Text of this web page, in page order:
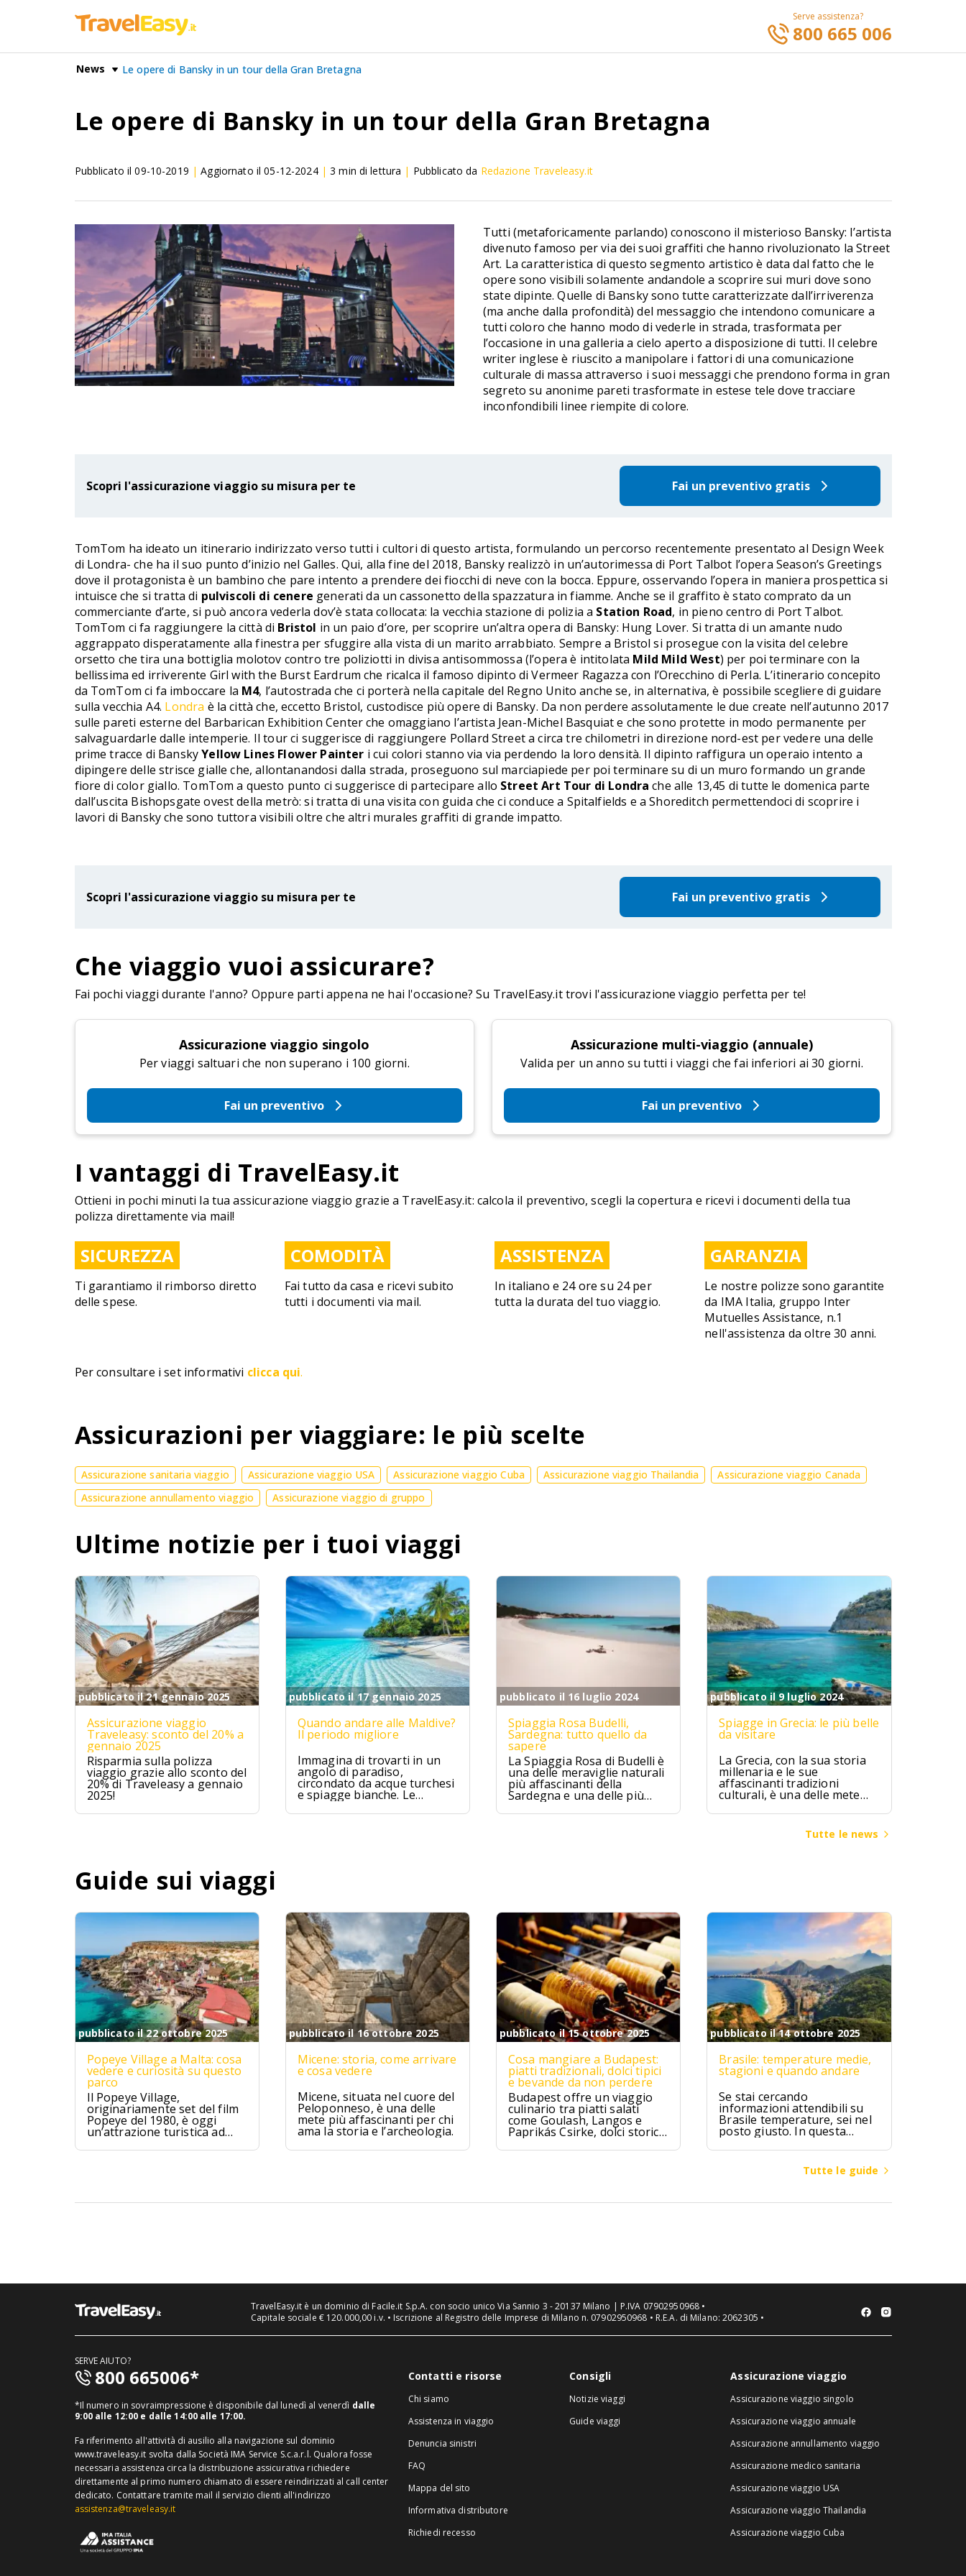
Serve assistenza?
800 665 006
News Le opere di Bansky in un tour della Gran Bretagna
Le opere di Bansky in un tour della Gran Bretagna
Pubblicato il09-10-2019 |Aggiornato il05-12-2024|3 min di lettura | Pubblicato da Redazione Traveleasy.it
Tutti (metaforicamente parlando) conoscono il misterioso Bansky: l’artista
divenuto famoso per via dei suoi graffiti che hanno rivoluzionato la Street
Art. La caratteristica di questo segmento artistico è data dal fatto che le
opere sono visibili solamente andandole a scoprire sui muri dove sono
state dipinte. Quelle di Bansky sono tutte caratterizzate dall’irriverenza
(ma anche dalla profondità) del messaggio che intendono comunicare a
tutti coloro che hanno modo di vederle in strada, trasformata per
l’occasione in una galleria a cielo aperto a disposizione di tutti. Il celebre
writer inglese è riuscito a manipolare i fattori di una comunicazione
culturale di massa attraverso i suoi messaggi che prendono forma in gran
segreto su anonime pareti trasformate in estese tele dove tracciare
inconfondibili linee riempite di colore.
Scopri l'assicurazione viaggio su misura per te Fai un preventivo gratis
TomTom ha ideato un itinerario indirizzato verso tutti i cultori di questo artista, formulando un percorso recentemente presentato al Design Week
di Londra- che ha il suo punto d’inizio nel Galles. Qui, alla fine del 2018, Bansky realizzò in un’autorimessa di Port Talbot l’opera Season’s Greetings
dove il protagonista è un bambino che pare intento a prendere dei fiocchi di neve con la bocca. Eppure, osservando l’opera in maniera prospettica si
intuisce che si tratta di pulviscoli di cenere generati da un cassonetto della spazzatura in fiamme. Anche se il graffito è stato comprato da un
commerciante d’arte, si può ancora vederla dov’è stata collocata: la vecchia stazione di polizia a Station Road, in pieno centro di Port Talbot.
TomTom ci fa raggiungere la città di Bristol in un paio d’ore, per scoprire un’altra opera di Bansky: Hung Lover. Si tratta di un amante nudo
aggrappato disperatamente alla finestra per sfuggire alla vista di un marito arrabbiato. Sempre a Bristol si prosegue con la visita del celebre
orsetto che tira una bottiglia molotov contro tre poliziotti in divisa antisommossa (l’opera è intitolata Mild Mild West) per poi terminare con la
bellissima ed irriverente Girl with the Burst Eardrum che ricalca il famoso dipinto di Vermeer Ragazza con l’Orecchino di Perla. L’itinerario concepito
da TomTom ci fa imboccare la M4, l’autostrada che ci porterà nella capitale del Regno Unito anche se, in alternativa, è possibile scegliere di guidare
sulla vecchia A4. Londra è la città che, eccetto Bristol, custodisce più opere di Bansky. Da non perdere assolutamente le due create nell’autunno 2017
sulle pareti esterne del Barbarican Exhibition Center che omaggiano l’artista Jean-Michel Basquiat e che sono protette in modo permanente per
salvaguardarle dalle intemperie. Il tour ci suggerisce di raggiungere Pollard Street a circa tre chilometri in direzione nord-est per vedere una delle
prime tracce di BanskyYellow Lines Flower Painter i cui colori stanno via via perdendo la loro densità. Il dipinto raffigura un operaio intento a
dipingere delle strisce gialle che, allontanandosi dalla strada, proseguono sul marciapiede per poi terminare su di un muro formando un grande
fiore di color giallo. TomTom a questo punto ci suggerisce di partecipare allo Street Art Tour di Londra che alle 13,45 di tutte le domenica parte
dall’uscita Bishopsgate ovest della metrò: si tratta di una visita con guida che ci conduce a Spitalfields e a Shoreditch permettendoci di scoprire i
lavori di Bansky che sono tuttora visibili oltre che altri murales graffiti di grande impatto.
Scopri l'assicurazione viaggio su misura per te Fai un preventivo gratis
Che viaggio vuoi assicurare?
Fai pochi viaggi durante l'anno? Oppure parti appena ne hai l'occasione? Su TravelEasy.it trovi l'assicurazione viaggio perfetta per te!
Assicurazione viaggio singolo
Per viaggi saltuari che non superano i 100 giorni.
Fai un preventivo
Assicurazione multi-viaggio (annuale)
Valida per un anno su tutti i viaggi che fai inferiori ai 30 giorni.
Fai un preventivo
I vantaggi di TravelEasy.it
Ottieni in pochi minuti la tua assicurazione viaggio grazie a TravelEasy.it: calcola il preventivo, scegli la copertura e ricevi i documenti della tua
polizza direttamente via mail!
SICUREZZA
Ti garantiamo il rimborso diretto
delle spese.
COMODITÀ
Fai tutto da casa e ricevi subito
tutti i documenti via mail.
ASSISTENZA
In italiano e 24 ore su 24 per
tutta la durata del tuo viaggio.
GARANZIA
Le nostre polizze sono garantite
da IMA Italia, gruppo Inter
Mutuelles Assistance, n.1
nell'assistenza da oltre 30 anni.
Per consultare i set informativi clicca qui.
Assicurazioni per viaggiare: le più scelte
Assicurazione sanitaria viaggio Assicurazione viaggio USA Assicurazione viaggio Cuba Assicurazione viaggio Thailandia
Assicurazione viaggio Canada
Assicurazione annullamento viaggio
Assicurazione viaggio di gruppo
Ultime notizie per i tuoi viaggi
pubblicato il 21 gennaio 2025
Assicurazione viaggio
Traveleasy: sconto del 20% a
gennaio 2025
Risparmia sulla polizza
viaggio grazie allo sconto del
20% di Traveleasy a gennaio
2025!
pubblicato il 17 gennaio 2025
Quando andare alle Maldive?
Il periodo migliore
Immagina di trovarti in un
angolo di paradiso,
circondato da acque turchesi
e spiagge bianche. Le
Maldive sono proprio
questo, un sogno che si
pubblicato il 16 luglio 2024
Spiaggia Rosa Budelli,
Sardegna: tutto quello da
sapere
La Spiaggia Rosa di Budelli è
una delle meraviglie naturali
più affascinanti della
Sardegna e una delle più
famose d'Italia. Situata
nell'Arcipelago della
pubblicato il 9 luglio 2024
Spiagge in Grecia: le più belle
da visitare
La Grecia, con la sua storia
millenaria e le sue
affascinanti tradizioni
culturali, è una delle mete
mondo. Terra di miti e
leggende, la Grecia ha visto
fiorire alcune delle più
architettura e filosofia.
Tutte le news
Guide sui viaggi
pubblicato il 22 ottobre 2025
Popeye Village a Malta: cosa
vedere e curiosità su questo
parco
Il Popeye Village,
originariamente set del film
Popeye del 1980, è oggi
un’attrazione turistica ad
pubblicato il 16 ottobre 2025
Micene: storia, come arrivare
e cosa vedere
Micene, situata nel cuore del
Peloponneso, è una delle
mete più affascinanti per chi
ama la storia e l’archeologia.
pubblicato il 15 ottobre 2025
Cosa mangiare a Budapest:
piatti tradizionali, dolci tipici
e bevande da non perdere
Budapest offre un viaggio
culinario tra piatti salati
come Goulash, Langos e
Paprikás Csirke, dolci storici
come Dobos Torte e
Kürtőskalács, e distillati tipici
pubblicato il 14 ottobre 2025
Brasile: temperature medie,
stagioni e quando andare
Se stai cercando
informazioni attendibili su
Brasile temperature, sei nel
posto giusto. In questa
guida troverai valori medi
mensili, differenze climatiche
tra regioni (Amazzonia,
Nord-Est, Sud-Est, Sud,
quando andare in Brasile per
Tutte le guide
TravelEasy.it è un dominio di Facile.it S.p.A. con socio unico Via Sannio 3 - 20137 Milano | P.IVA 07902950968 •
Capitale sociale € 120.000,00 i.v. • Iscrizione al Registro delle Imprese di Milano n. 07902950968 • R.E.A. di Milano: 2062305 •
SERVE AIUTO?
800 665006*
*Il numero in sovraimpressione è disponibile dal lunedì al venerdì dalle
9:00 alle 12:00 e dalle 14:00 alle 17:00.
Fa riferimento all'attività di ausilio alla navigazione sul dominio
www.traveleasy.it svolta dalla Società IMA Service S.c.a.r.l. Qualora fosse
necessaria assistenza circa la distribuzione assicurativa richiedere
direttamente al primo numero chiamato di essere reindirizzati al call center
dedicato. Contattare tramite mail il servizio clienti all'indirizzo
assistenza@traveleasy.it
Contatti e risorse
Chi siamo
Assistenza in viaggio
Denuncia sinistri
FAQ
Mappa del sito
Informativa distributore
Richiedi recesso
Consigli
Notizie viaggi
Guide viaggi
Assicurazione viaggio
Assicurazione viaggio singolo
Assicurazione viaggio annuale
Assicurazione annullamento viaggio
Assicurazione medico sanitaria
Assicurazione viaggio USA
Assicurazione viaggio Thailandia
Assicurazione viaggio Cuba